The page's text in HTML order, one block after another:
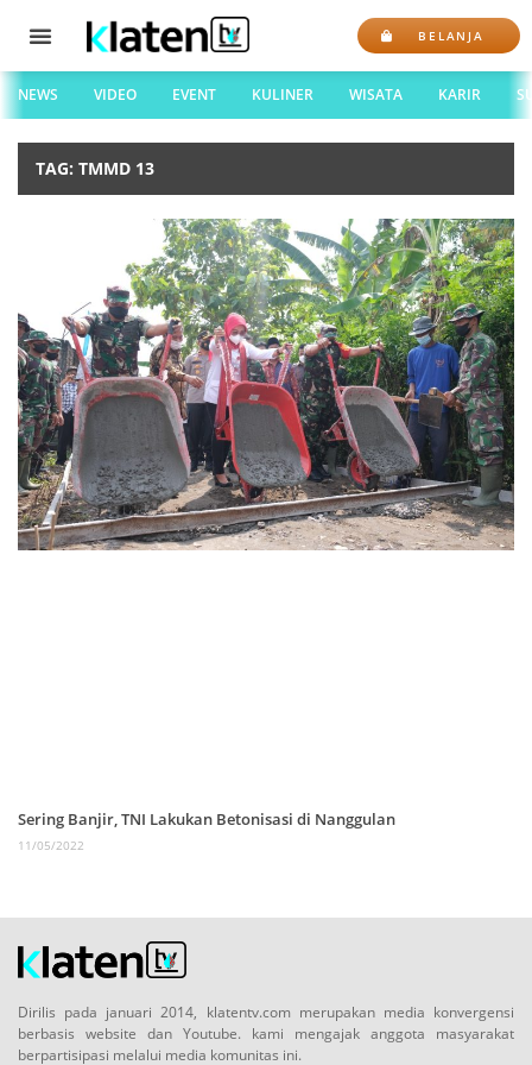
BELANJA
NEWS VIDEO EVENT KULINER WISATA KARIR
TAG: TMMD 13
Sering Banjir, TNI Lakukan Betonisasi di Nanggulan
11/05/2022
Dirilis pada januari 2014, klatentv.com merupakan media konvergensi
berbasis website dan Youtube. kami mengajak anggota masyarakat
berpartisipasi melalui media komunitas ini.